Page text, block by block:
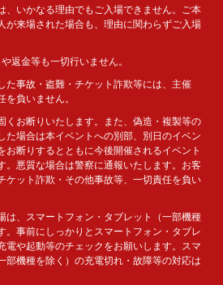
、いかなる理由でもご入場できません。ご本
が来場された場合も、理由に関わらずご入場
返金等も一切行いません。
事故・盗難・チケット詐欺等には、主催
負いません。
お断りいたします。また、偽造・複製等の
た場合は本イベントへの別部、別日のイベン
お断りするとともに今後開催されるイベント
。悪質な場合は警察に通報いたします。お客
ケット詐欺・その他事故等、一切責任を負い
、スマートフォン・タブレット（一部機種
。事前にしっかりとスマートフォン・タブレ
電や起動等のチェックをお願いします。スマ
部機種を除く）の充電切れ・故障等の対応は